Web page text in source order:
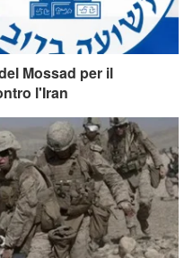
Mossad per il
l'Iran